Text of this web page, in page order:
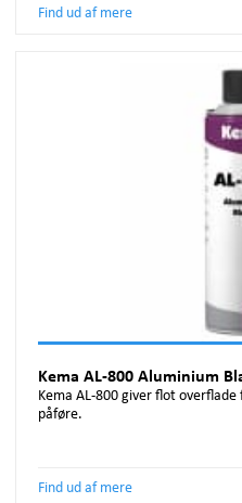
Find ud af mere
Kema AL-800 Aluminium
Kema AL-800 giver flot
påføre.
Find ud af mere